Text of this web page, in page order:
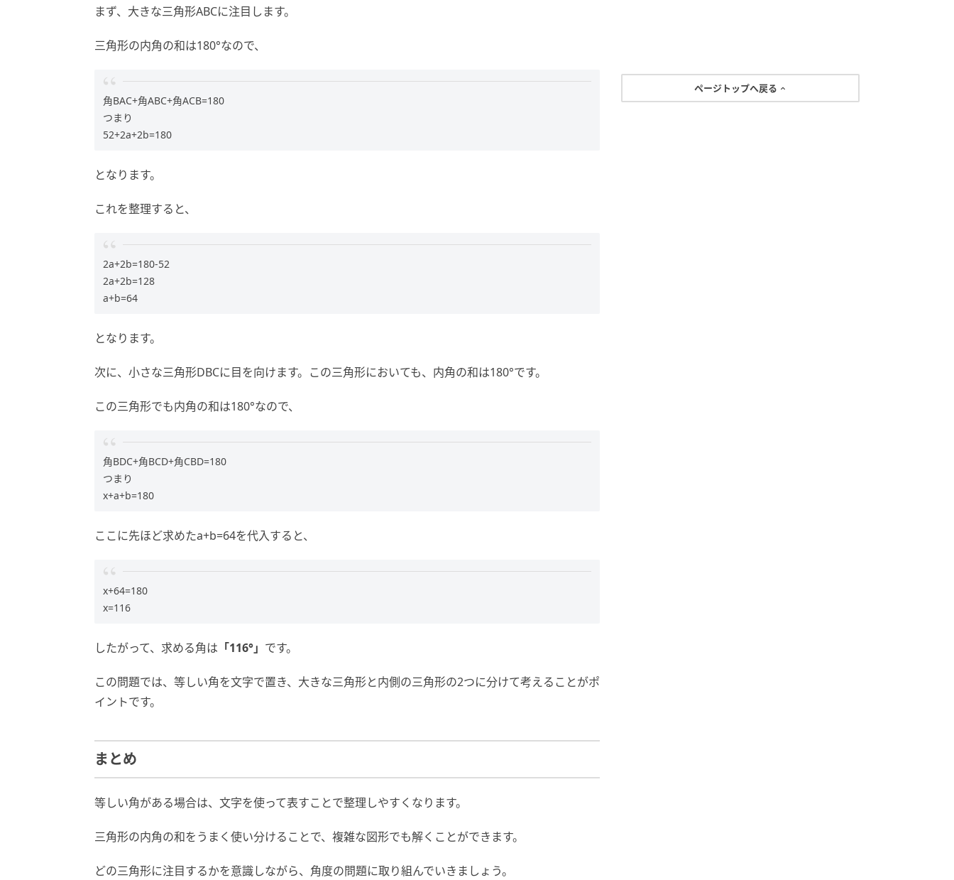
まず、大きな三角形ABCに注目します。
三角形の内角の和は180°なので、
角BAC+角ABC+角ACB=180
つまり
52+2a+2b=180
となります。
これを整理すると、
2a+2b=180-52
2a+2b=128
a+b=64
となります。
次に、小さな三角形DBCに目を向けます。この三角形においても、内角の和は180°です。
この三角形でも内角の和は180°なので、
角BDC+角BCD+角CBD=180
つまり
x+a+b=180
ここに先ほど求めたa+b=64を代入すると、
x+64=180
x=116
したがって、求める角は 「116°」 です。
この問題では、等しい角を文字で置き、大きな三角形と内側の三角形の2つに分けて考えることがポ
イントです。
まとめ
等しい角がある場合は、文字を使って表すことで整理しやすくなります。
三角形の内角の和をうまく使い分けることで、複雑な図形でも解くことができます。
どの三角形に注目するかを意識しながら、角度の問題に取り組んでいきましょう。
ページトップへ戻る